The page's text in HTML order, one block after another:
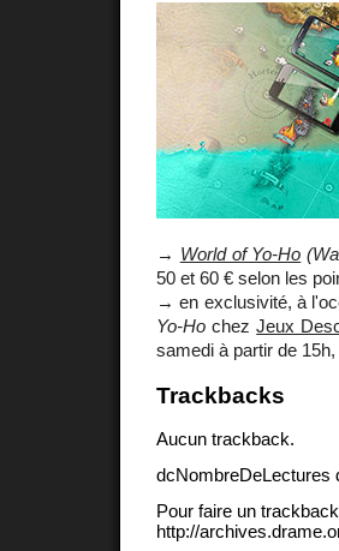
→ World of Yo-Ho
50 et 60 € selon les
→ en exclusivité, à
Yo-Ho chezJeux
samedi à partir de
Trackbacks
Aucun trackback.
dcNombreDeLectures
Pour faire un
http://